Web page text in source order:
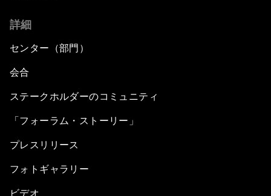
詳細
センター（部門）
会合
ステークホルダーのコミュニティ
「フォーラム・ストーリー」
プレスリリース
フォトギャラリー
ビデオ